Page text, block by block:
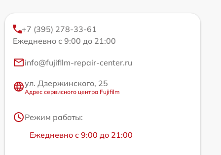
+7 (395) 278-33-61
Ежедневно с 9:00 до 21:00
info@fujifilm-repair-center.ru
ул. Дзержинского, 25
Адрес сервисного центра Fujifilm
Режим работы:
Ежедневно с 9:00 до 21:00